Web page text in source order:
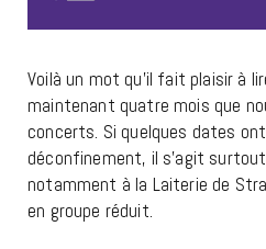
Voilà un mot qu’il fait plaisir à
maintenant quatre mois que
concerts. Si quelques dates
déconfinement, il s’agit
notamment à la Laiterie de
en groupe réduit.